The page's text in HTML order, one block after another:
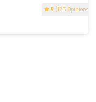
5 (125 Opinions)